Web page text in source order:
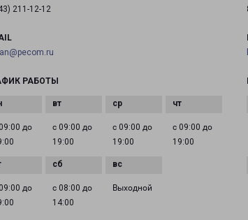
211-12-12
РАБОТЫ
до
с 09:00 до
19:00
с 09:00 до
19:00
с 09:00 до
19:00
до
с 08:00 до
14:00
Выходной